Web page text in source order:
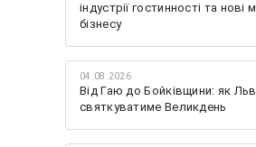
індустрії гостинності та
бізнесу
04.08.2026
Від Гаю до Бойківщини: як
святкуватиме Великдень